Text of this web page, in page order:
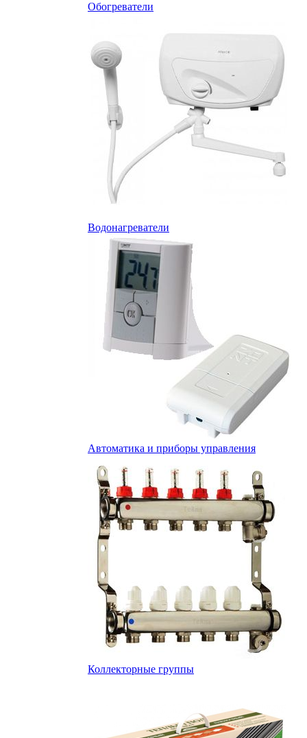
Обогреватели
Водонагреватели
Автоматика и приборы управления
Коллекторные группы